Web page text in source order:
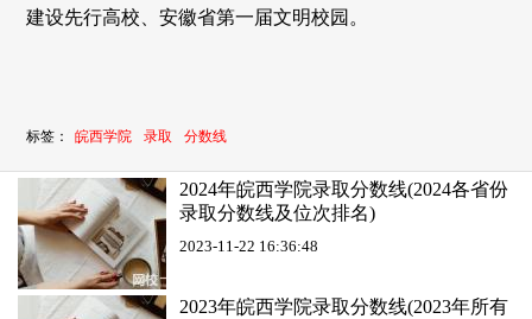
建设先行高校、安徽省第一届文明校园。
标签： 皖西学院 录取 分数线
2024年皖西学院录取分数线(2024各省份
录取分数线及位次排名)
2023-11-22 16:36:48
2023年皖西学院录取分数线(2023年所有